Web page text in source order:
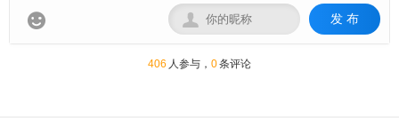
 发 布

406 人参与， 0条评论